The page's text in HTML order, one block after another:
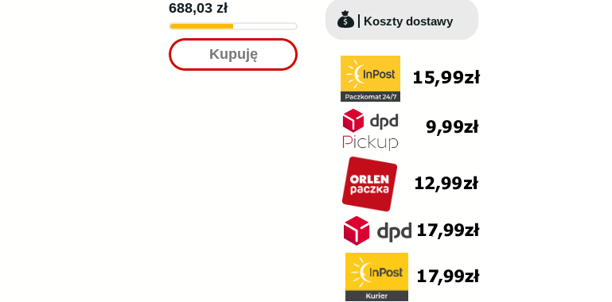
688,03 zł
Kupuję
Koszty dostawy